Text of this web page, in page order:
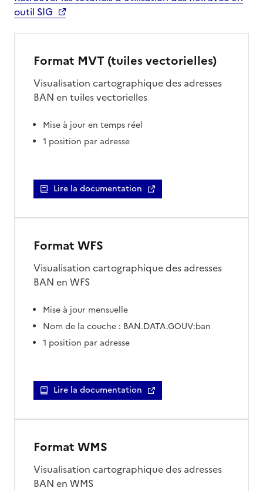
outil SIG
Format MVT (tuiles vectorielles)
Visualisation cartographique des adresses
BAN en tuiles vectorielles
Mise à jour en temps réel
1 position par adresse
Lire la documentation
Format WFS
Visualisation cartographique des adresses
BAN en WFS
Mise à jour mensuelle
Nom de la couche : BAN.DATA.GOUV:ban
1 position par adresse
Lire la documentation
Format WMS
Visualisation cartographique des adresses
BAN en WMS